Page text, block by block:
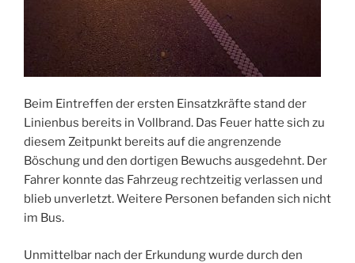
Beim Eintreffen der ersten Einsatzkräfte stand der
Linienbus bereits in Vollbrand. Das Feuer hatte sich zu
diesem Zeitpunkt bereits auf die angrenzende
Böschung und den dortigen Bewuchs ausgedehnt. Der
Fahrer konnte das Fahrzeug rechtzeitig verlassen und
blieb unverletzt. Weitere Personen befanden sich nicht
im Bus.
Unmittelbar nach der Erkundung wurde durch den